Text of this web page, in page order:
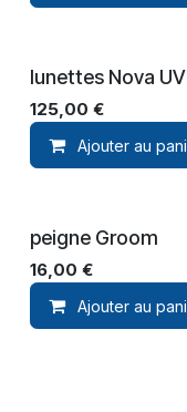
lunettes Nova UV
125,00 €
Ajouter au
peigne Groom
16,00 €
Ajouter au